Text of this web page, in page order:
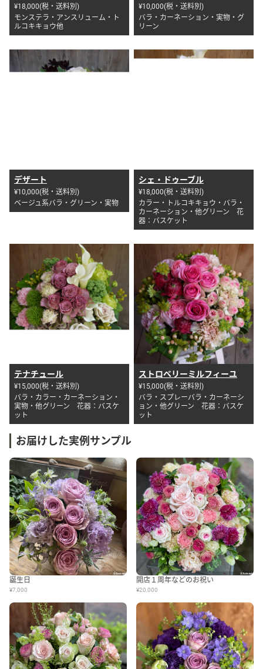
¥18,000(税・送料別)
モンステラ・アンスリューム・ト
ルコキキョウ他
¥10,000(税・送料別)
バラ・カーネーション・実物・グ
リーン
デザート
¥10,000(税・送料別)
ベージュ系バラ・グリーン・実物
シェ・ドゥーブル
¥18,000(税・送料別)
カラー・トルコキキョウ・バラ・
カーネーション・他グリーン 花
器：バスケット
テナチュール
¥15,000(税・送料別)
バラ・カラー・カーネーション・
実物・他グリーン 花器：バスケ
ット
ストロベリーミルフィーユ
¥15,000(税・送料別)
バラ・スプレーバラ・カーネーシ
ョン・他グリーン 花器：バスケ
ット
お届けした実例サンプル
誕生日
¥7,000
開店１周年などのお祝い
¥20,000